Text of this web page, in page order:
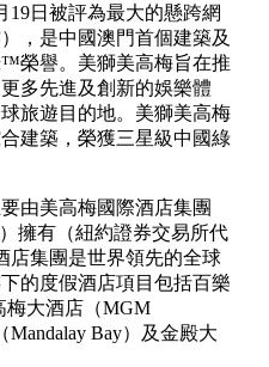
19日被評為最大的懸跨網
，是中國澳門首個建築及
榮譽。美獅美高梅旨在推
多先進及創新的娛樂體
旅遊目的地。美獅美高梅
建築，榮獲三星級中國綠
由美高梅國際酒店集團
）擁有（紐約證券交易所代
店集團是世界領先的全球
的度假酒店項目包括百樂
梅大酒店（MGM
Bay）及金殿大